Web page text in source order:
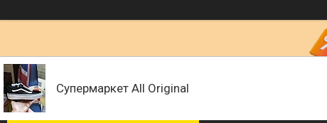
Супермаркет All Original